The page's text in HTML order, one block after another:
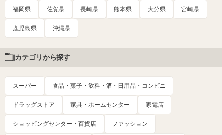
福岡県 佐賀県 長崎県 熊本県 大分県 宮崎県
鹿児島県 沖縄県
カテゴリから探す
スーパー 食品・菓子・飲料・酒・日用品・コンビニ
ドラッグストア 家具・ホームセンター 家電店
ショッピングセンター・百貨店 ファッション